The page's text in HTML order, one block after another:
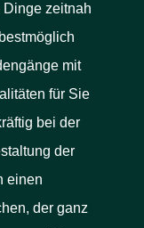
zeitnah
mit
für Sie
bei der
der
einen
der ganz